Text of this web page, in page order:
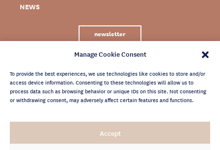
Manage Cookie Consent
To provide the best experiences, we use technologies like cookies to store and/or
access device information. Consenting to these technologies will allow us to
process data such as browsing behavior or unique IDs on this site. Not consenting
or withdrawing consent, may adversely affect certain features and functions.
Accept
NEWS
newsletter
LEGAL NOTICE
PRIVACY POLICY
CREDITS